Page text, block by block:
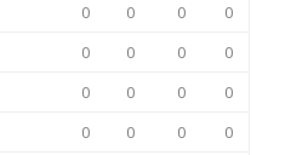
0 0 0
0
0 0 0
0
0 0 0
0
0 0 0
0